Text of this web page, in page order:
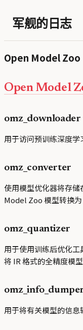
军舰的日志
Open Model Zoo
Open Model
omz_downloader
用于访问预训练深度学
omz_converter
使用模型优化器将存
Model Zoo 模型转换为
omz_quantizer
用于使用训练后优化
将 IR 格式的全精度模
用于将有关模型的信息